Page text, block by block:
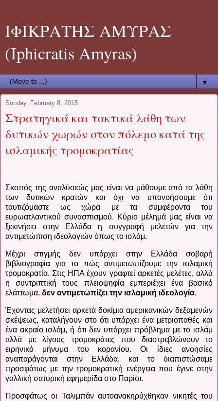
ΙΦΙΚΡΑΤΗΣ ΑΜΥΡΑΣ
(Iphicratis Amyras)
▼
Sunday, February 8, 2015
Στρατηγικά και τακτικά λάθη των
δυτικών χωρών στον πόλεμο κατά της
ισλαμικής τρομοκρατίας
Σκοπός της αναλύσεώς μας είναι να μάθουμε από τα λάθη
των δυτικών κρατών και όχι να υπονοήσουμε ότι
ταυτιζόμαστε ως χώρα με τα συμφέροντα του
ευρωατλαντικού συνασπισμού. Κύριο μέλημά μας είναι να
ξεκινήσει στην Ελλάδα η συγγραφή μελετών για την
αντιμετώπιση ιδεολογιών όπως το ισλάμ.
Μέχρι στιγμής δεν υπάρχει στην Ελλάδα σοβαρή
βιβλιογραφία για το πώς αντιμετωπίζουμε την ισλαμική
τρομοκρατία. Στις ΗΠΑ έχουν γραφτεί αρκετές μελέτες, αλλά
η συντριπτική τους πλειοψηφία εμπεριέχει ένα βασικό
ελάττωμα, δεν αντιμετωπίζει την ισλαμική ιδεολογία.
Έχοντας μελετήσει αρκετά δοκίμια αμερικανικών δεξαμενών
σκέψεως, καταλήγουν στο ότι υπάρχει ένα μετριοπαθές και
ένα ακραίο ισλάμ, ή ότι δεν υπάρχει πρόβλημα με το ισλάμ
αλλά με λίγους τρομοκράτες που διαστρεβλώνουν το
ειρηνικό μήνυμα του κορανίου. Οι ίδιες ανοησίες
αναπαράγονται στην Ελλάδα, και το διαπιστώσαμε
προσφάτως με την τρομοκρατική ενέργεια που έγινε στην
γαλλική σατυρική εφημερίδα στο Παρίσι.
Προσφάτως οι Ταλιμπάν αυτοανακηρύχθηκαν νικητές του